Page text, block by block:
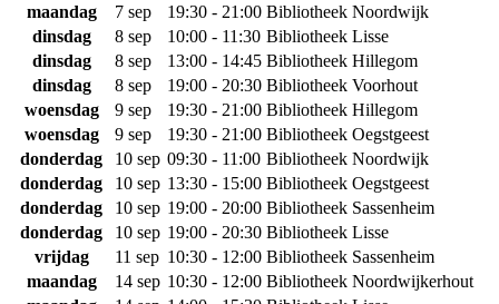
maandag
7 sep 19:30 - 21:00 Bibliotheek Noordwijk
dinsdag
8 sep 10:00 - 11:30 Bibliotheek Lisse
dinsdag
8 sep 13:00 - 14:45 Bibliotheek Hillegom
dinsdag
8 sep 19:00 - 20:30 Bibliotheek Voorhout
woensdag
9 sep 19:30 - 21:00 Bibliotheek Hillegom
woensdag
9 sep 19:30 - 21:00 Bibliotheek Oegstgeest
donderdag
10 sep 09:30 - 11:00 Bibliotheek Noordwijk
donderdag
10 sep 13:30 - 15:00 Bibliotheek Oegstgeest
donderdag
10 sep 19:00 - 20:00 Bibliotheek Sassenheim
donderdag
10 sep 19:00 - 20:30 Bibliotheek Lisse
vrijdag
11 sep 10:30 - 12:00 Bibliotheek Sassenheim
maandag
14 sep 10:30 - 12:00 Bibliotheek Noordwijkerhout